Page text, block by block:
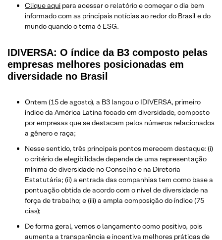
Clique aqui para acessar o relatório e começar o dia bem
informado com as principais notícias ao redor do Brasil e do
mundo quando o tema é ESG.
IDIVERSA: O índice da B3 composto pelas
empresas melhores posicionadas em
diversidade no Brasil
Ontem (15 de agosto), a B3 lançou o IDIVERSA, primeiro
índice da América Latina focado em diversidade, composto
por empresas que se destacam pelos números relacionados
a gênero e raça;
Nesse sentido, três principais pontos merecem destaque: (i)
o critério de elegibilidade depende de uma representação
mínima de diversidade no Conselho e na Diretoria
Estatutária; (ii) a entrada das companhias tem como base a
pontuação obtida de acordo com o nível de diversidade na
força de trabalho; e (iii) a ampla composição do índice (75
cias);
De forma geral, vemos o lançamento como positivo, pois
aumenta a transparência e incentiva melhores práticas de